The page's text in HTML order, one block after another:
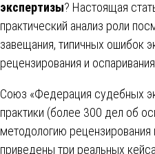
экспертизы? Настоящая
практический анализ роли
завещания, типичных ошибок
рецензирования и
Союз «Федерация судебных
практики (более 300 дел об
методологию рецензирования
приведены три реальных